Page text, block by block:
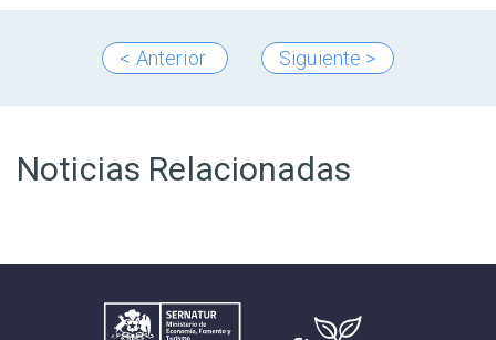
< Anterior Siguiente >
Noticias Relacionadas